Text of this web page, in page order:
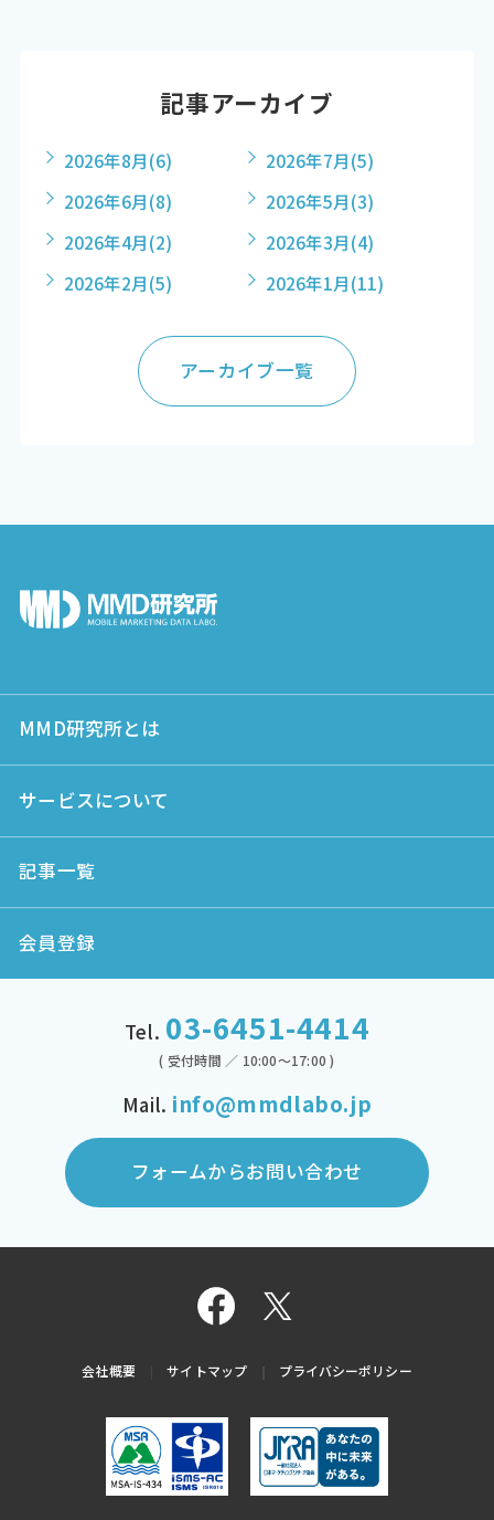
記事アーカイブ
2026年8月(6) 2026年7月(5)
2026年6月(8) 2026年5月(3)
2026年4月(2) 2026年3月(4)
2026年2月(5) 2026年1月(11)
アーカイブ一覧
MMD研究所とは
サービスについて
記事一覧
会員登録
Tel. 03-6451-4414
( 受付時間 ／ 10:00～17:00 )
Mail. info@mmdlabo.jp
フォームからお問い合わせ
会社概要 サイトマップ プライバシーポリシー